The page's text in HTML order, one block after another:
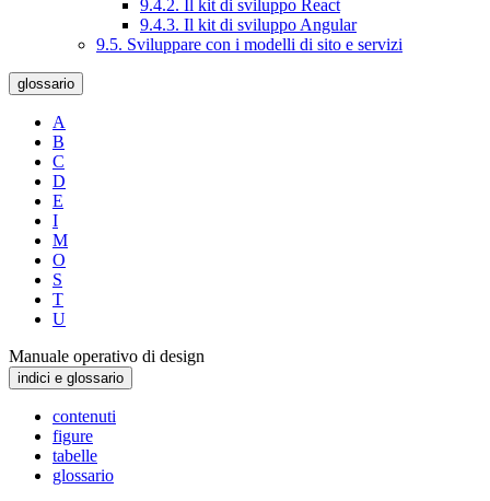
9.4.2. Il kit di sviluppo React
9.4.3. Il kit di sviluppo Angular
9.5. Sviluppare con i modelli di sito e servizi
glossario
A
B
C
D
E
I
M
O
S
T
U
Manuale operativo di design
indici e glossario
contenuti
figure
tabelle
glossario